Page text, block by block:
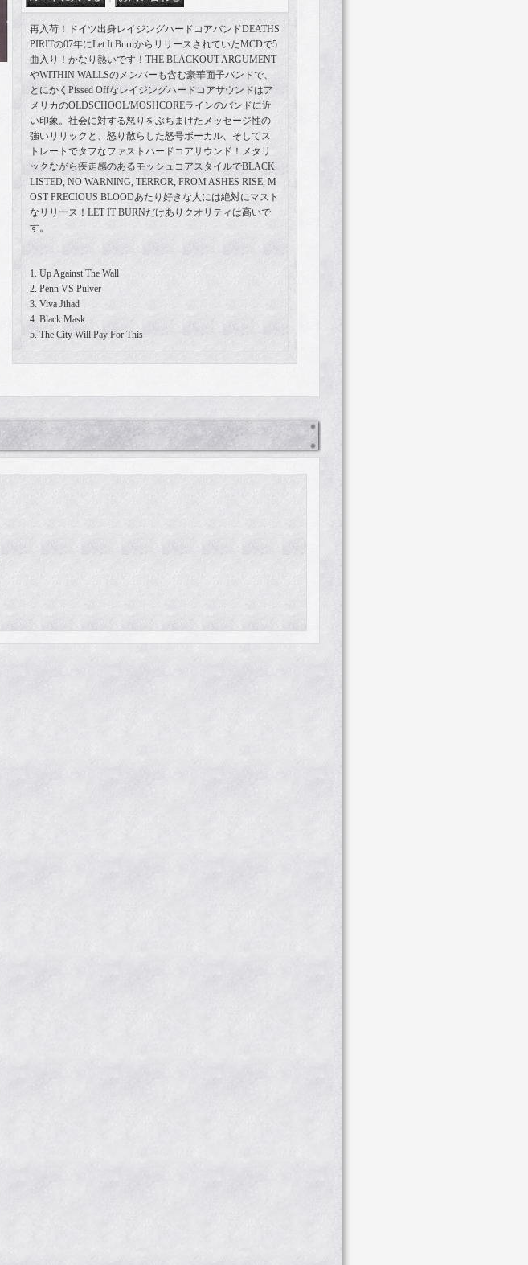
再入荷！ドイツ出身レイジングハードコアバンドDEATHS
PIRITの07年にLet It BurnからリリースされていたMCDで5
曲入り！かなり熱いです！THE BLACKOUT ARGUMENT
やWITHIN WALLSのメンバーも含む豪華面子バンドで、
とにかくPissed Offなレイジングハードコアサウンドはア
メリカのOLDSCHOOL/MOSHCOREラインのバンドに近
い印象。社会に対する怒りをぶちまけたメッセージ性の
強いリリックと、怒り散らした怒号ボーカル、そしてス
トレートでタフなファストハードコアサウンド！メタリ
ックながら疾走感のあるモッシュコアスタイルでBLACK
LISTED, NO WARNING, TERROR, FROM ASHES RISE, M
OST PRECIOUS BLOODあたり好きな人には絶対にマスト
なリリース！LET IT BURNだけありクオリティは高いで
す。
1. Up Against The Wall
2. Penn VS Pulver
3. Viva Jihad
4. Black Mask
5. The City Will Pay For This